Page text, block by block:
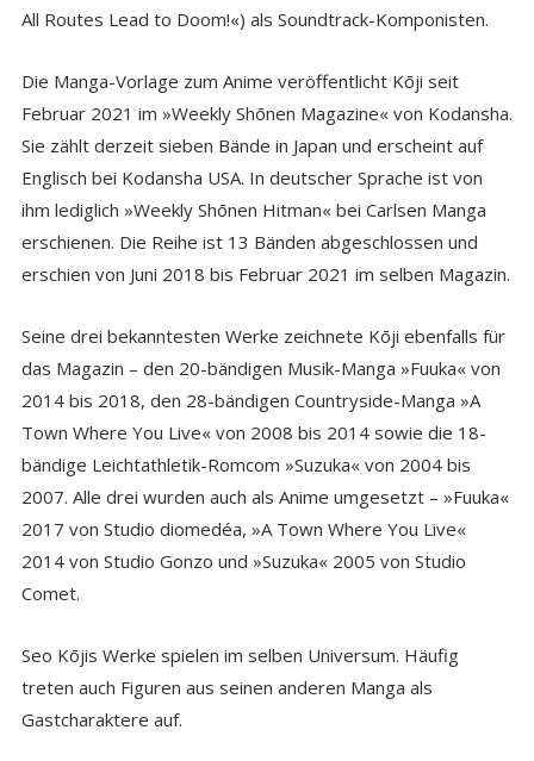
All Routes Lead to Doom!«) als Soundtrack-Komponisten.
Die Manga-Vorlage zum Anime veröffentlicht Kōji seit
Februar 2021 im »Weekly Shōnen Magazine« von Kodansha.
Sie zählt derzeit sieben Bände in Japan und erscheint auf
Englisch bei Kodansha USA. In deutscher Sprache ist von
ihm lediglich »Weekly Shōnen Hitman« bei Carlsen Manga
erschienen. Die Reihe ist 13 Bänden abgeschlossen und
erschien von Juni 2018 bis Februar 2021 im selben Magazin.
Seine drei bekanntesten Werke zeichnete Kōji ebenfalls für
das Magazin – den 20-bändigen Musik-Manga »Fuuka« von
2014 bis 2018, den 28-bändigen Countryside-Manga »A
Town Where You Live« von 2008 bis 2014 sowie die 18-
bändige Leichtathletik-Romcom »Suzuka« von 2004 bis
2007. Alle drei wurden auch als Anime umgesetzt – »Fuuka«
2017 von Studio diomedéa, »A Town Where You Live«
2014 von Studio Gonzo und »Suzuka« 2005 von Studio
Comet.
Seo Kōjis Werke spielen im selben Universum. Häufig
treten auch Figuren aus seinen anderen Manga als
Gastcharaktere auf.